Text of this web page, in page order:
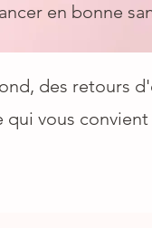
en bonne
des retours
qui vous convient